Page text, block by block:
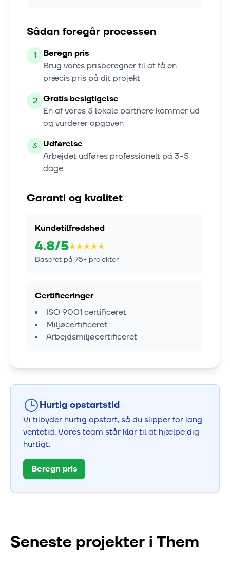
Sådan foregår processen
1
Beregn pris
Brug vores prisberegner til at få en
præcis pris på dit projekt
2 Gratis besigtigelse
En af vores3 lokale partnere kommer ud
og vurderer opgaven
3 Udførelse
Arbejdet udføres professionelt på 3-5
dage
Garanti og kvalitet
Kundetilfredshed
4.8/5★★★★★
Baseret på 75+ projekter
Certificeringer
ISO 9001 certificeret
Miljøcertificeret
Arbejdsmiljøcertificeret
Hurtig opstartstid
Vi tilbyder hurtig opstart, så du slipper for lang
ventetid. Vores team står klar til at hjælpe dig
hurtigt.
Beregn pris
Seneste projekter i Them